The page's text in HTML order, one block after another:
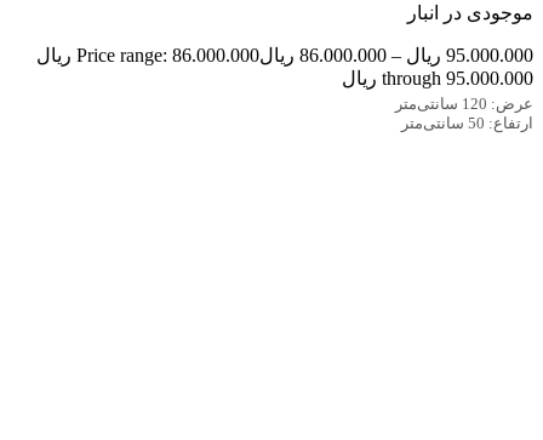
موجودی در انبار
95.000.000 ریال –
86.000.000 ریال
Price range: 86.000.000 ریال
through 95.000.000 ریال
عرض: 120 سانتی‌متر
ارتفاع: 50 سانتی‌متر